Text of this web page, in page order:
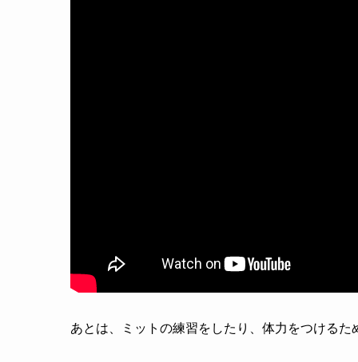
あとは、ミットの練習をしたり、体力をつける